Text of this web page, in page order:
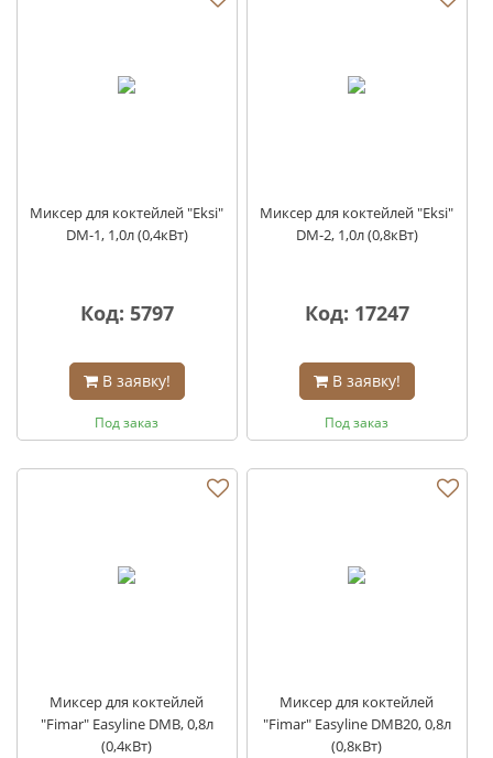
Миксер для коктейлей "Eksi"
DM-1, 1,0л (0,4кВт)
Код: 5797
В заявку!
Под заказ
Миксер для коктейлей "Eksi"
DM-2, 1,0л (0,8кВт)
Код: 17247
В заявку!
Под заказ
Миксер для коктейлей
"Fimar" Easyline DMB, 0,8л
(0,4кВт)
Миксер для коктейлей
"Fimar" Easyline DMB20, 0,8л
(0,8кВт)